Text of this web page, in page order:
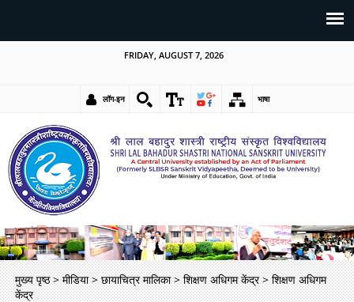
FRIDAY, AUGUST 7, 2026
लॉग-इन भाषा
मुख्य पृष्ठ > मीडिया > छायाचित्र मालिका > शिक्षण अधिगम केंद्र > शिक्षण अधिगम
केंद्र